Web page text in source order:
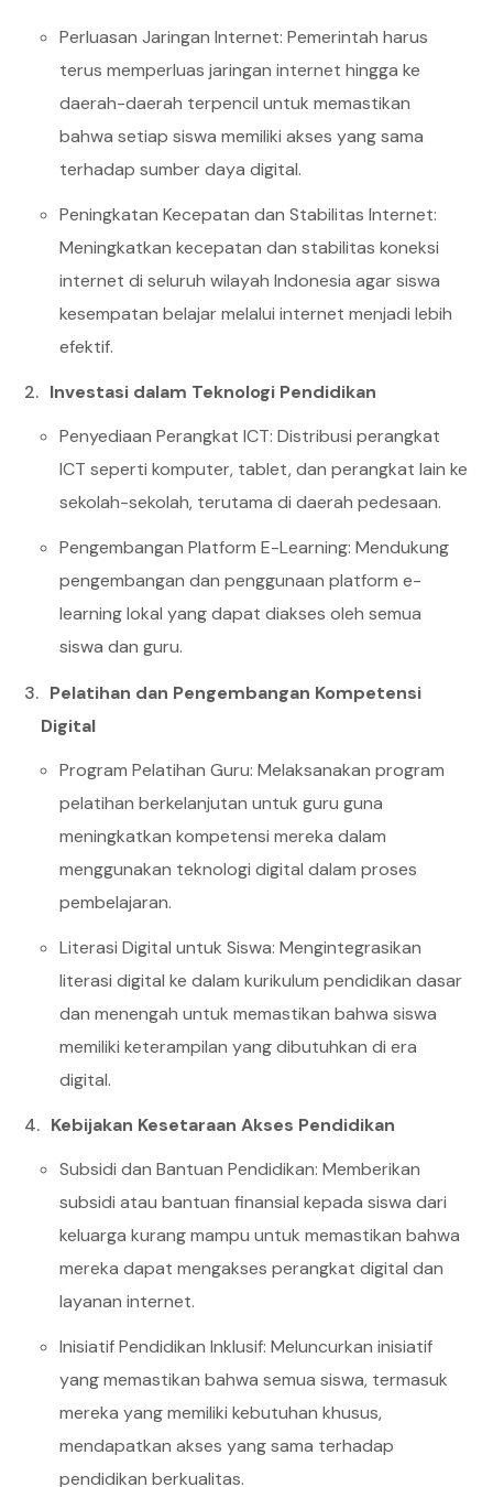
Perluasan Jaringan Internet: Pemerintah harus
terus memperluas jaringan internet hingga ke
daerah-daerah terpencil untuk memastikan
bahwa setiap siswa memiliki akses yang sama
terhadap sumber daya digital.
Peningkatan Kecepatan dan Stabilitas Internet:
Meningkatkan kecepatan dan stabilitas koneksi
internet di seluruh wilayah Indonesia agar siswa
kesempatan belajar melalui internet menjadi lebih
efektif.
Investasi dalam Teknologi Pendidikan
Penyediaan Perangkat ICT: Distribusi perangkat
ICT seperti komputer, tablet, dan perangkat lain ke
sekolah-sekolah, terutama di daerah pedesaan.
Pengembangan Platform E-Learning: Mendukung
pengembangan dan penggunaan platform e-
learning lokal yang dapat diakses oleh semua
siswa dan guru.
Pelatihan dan Pengembangan Kompetensi
Digital
Program Pelatihan Guru: Melaksanakan program
pelatihan berkelanjutan untuk guru guna
meningkatkan kompetensi mereka dalam
menggunakan teknologi digital dalam proses
pembelajaran.
Literasi Digital untuk Siswa: Mengintegrasikan
literasi digital ke dalam kurikulum pendidikan dasar
dan menengah untuk memastikan bahwa siswa
memiliki keterampilan yang dibutuhkan di era
digital.
Kebijakan Kesetaraan Akses Pendidikan
Subsidi dan Bantuan Pendidikan: Memberikan
subsidi atau bantuan finansial kepada siswa dari
keluarga kurang mampu untuk memastikan bahwa
mereka dapat mengakses perangkat digital dan
layanan internet.
Inisiatif Pendidikan Inklusif: Meluncurkan inisiatif
yang memastikan bahwa semua siswa, termasuk
mereka yang memiliki kebutuhan khusus,
mendapatkan akses yang sama terhadap
pendidikan berkualitas.